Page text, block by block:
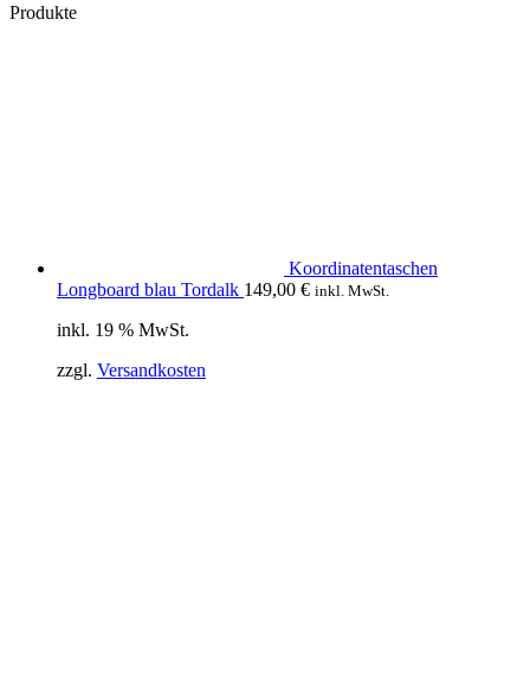
Produkte
Koordinatentaschen
Longboard blau Tordalk 149,00 € inkl. MwSt.
inkl. 19 % MwSt.
zzgl. Versandkosten